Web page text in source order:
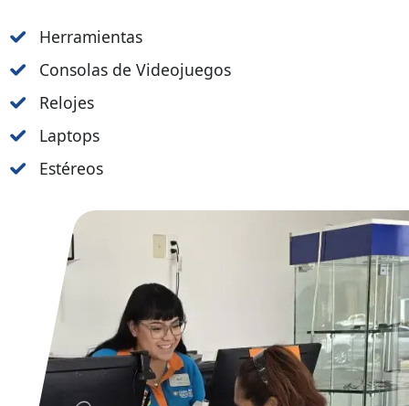
Herramientas
Consolas de Videojuegos
Relojes
Laptops
Estéreos